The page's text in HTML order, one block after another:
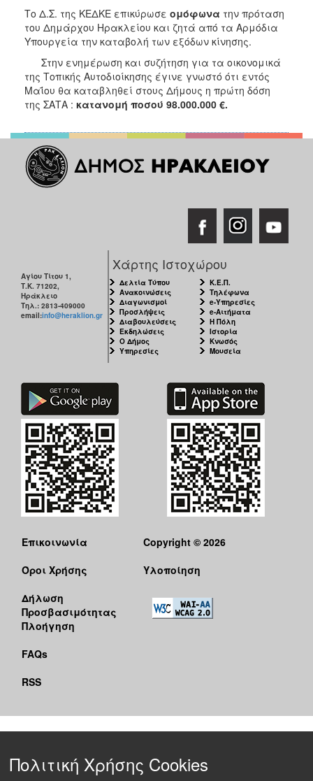
2006
ΤΟΠΟΣ
ΠΟΛΙΤΙΣΜΟΣ
ΑΝΘΕΚΤΙΚΗ
ΠΟΛΗ
Το Δ.Σ. της ΚΕΔΚΕ επικύρωσε ομόφωνα την πρόταση
του Δημάρχου Ηρακλείου και ζητά από τα Αρμόδια
Υπουργεία την καταβολή των εξόδων κίνησης.
Στην ενημέρωση και συζήτηση για τα οικονομικά
της Τοπικής Αυτοδιοίκησης έγινε γνωστό ότι εντός
Μαΐου θα καταβληθεί στους Δήμους η πρώτη δόση
της ΣΑΤΑ : κατανομή ποσού 98.000.000 €.
Αγίου Τίτου 1,
Τ.Κ. 71202,
Ηράκλειο
Τηλ.: 2813-409000
email:info@heraklion.gr
Χάρτης Ιστοχώρου
Δελτία Τύπου
Ανακοινώσεις
Διαγωνισμοί
Προσλήψεις
Διαβουλεύσεις
Εκδηλώσεις
Ο Δήμος
Υπηρεσίες
Κ.Ε.Π.
Τηλέφωνα
e-Υπηρεσίες
e-Αιτήματα
Η Πόλη
Ιστορία
Κνωσός
Μουσεία
Επικοινωνία
Όροι Χρήσης
Δήλωση
Προσβασιμότητας
Πλοήγηση
FAQs
RSS
Copyright © 2026
Υλοποίηση
Πολιτική Χρήσης Cookies